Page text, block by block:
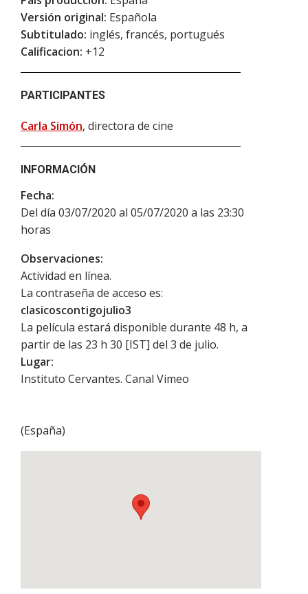
Versión original: Española
Subtitulado: inglés, francés, portugués
Calificacion: +12
PARTICIPANTES
Carla Simón, directora de cine
INFORMACIÓN
Fecha:
Del día 03/07/2020 al 05/07/2020 a las 23:30
horas
Observaciones:
Actividad en línea.
La contraseña de acceso es:
clasicoscontigojulio3
La película estará disponible durante 48 h, a
partir de las 23 h 30 [IST] del 3 de julio.
Lugar:
Instituto Cervantes. Canal Vimeo
(España)